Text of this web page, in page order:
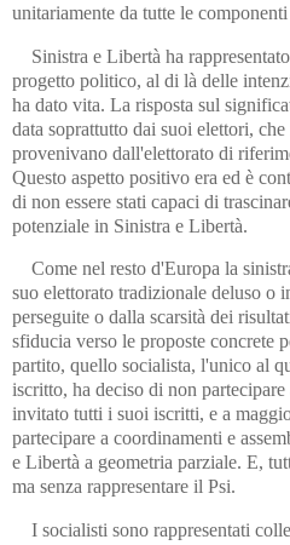
unitariamente da tutte le
Sinistra e Libertà ha
progetto politico, al di là delle
ha dato vita. La risposta sul
data soprattutto dai suoi elettori,
provenivano dall'elettorato di
Questo aspetto positivo era ed è
di non essere stati capaci di
potenziale in Sinistra e Libertà.
Come nel resto d'Europa la
suo elettorato tradizionale deluso o
perseguite o dalla scarsità dei
sfiducia verso le proposte concrete
partito, quello socialista, l'unico al
iscritto, ha deciso di non
invitato tutti i suoi iscritti, e a
partecipare a coordinamenti e
e Libertà a geometria parziale. E,
ma senza rappresentare il Psi.
I socialisti sono rappresentati